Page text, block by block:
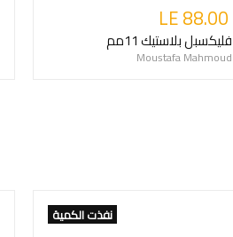
LE 88.00
فليكسبل بلاستيك 11مم
Moustafa Mahmoud
نفذت الكمية